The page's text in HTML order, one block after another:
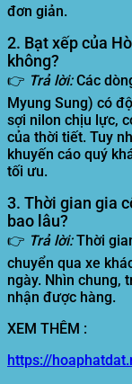
đơn giản.
2. Bạt xếp của
không?
👉 Trả lời:Các
Myung Sung) có
sợi nilon chịu lực,
của thời tiết. Tuy
khuyến cáo quý
tối ưu.
3. Thời gian gia
bao lâu?
👉 Trả lời:Thời
chuyển qua xe
ngày. Nhìn chung,
nhận được hàng.
XEM THÊM :
https://